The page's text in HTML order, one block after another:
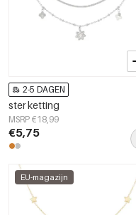
2-5 DAGEN
ster ketting
MSRP €18,99
€5,75
EU-magazijn